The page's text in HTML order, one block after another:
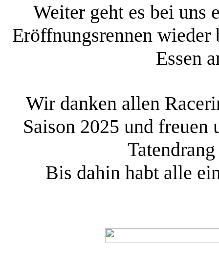
Weiter geht es bei uns
Eröffnungsrennen wieder
Essen
Wir danken allen
Saison 2025 und
Bis dahin habt alle